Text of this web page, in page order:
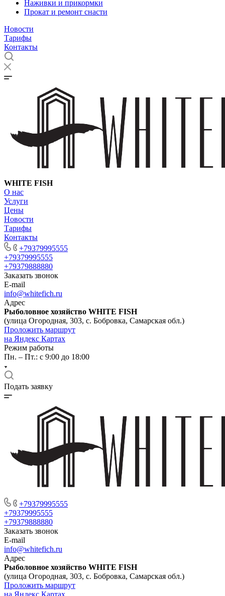
Наживки и прикормки
Прокат и ремонт снасти
Новости
Тарифы
Контакты
WHITE FISH
О нас
Услуги
Цены
Новости
Тарифы
Контакты
+79379995555
+79379995555
+79379888880
Заказать звонок
E-mail
info@whitefich.ru
Адрес
Рыболовное хозяйство WHITE FISH
(улица Огородная, 303, с. Бобровка, Самарская обл.)
Проложить маршрут
на Яндекс Картах
Режим работы
Пн. – Пт.: с 9:00 до 18:00
Подать заявку
+79379995555
+79379995555
+79379888880
Заказать звонок
E-mail
info@whitefich.ru
Адрес
Рыболовное хозяйство WHITE FISH
(улица Огородная, 303, с. Бобровка, Самарская обл.)
Проложить маршрут
на Яндекс Картах